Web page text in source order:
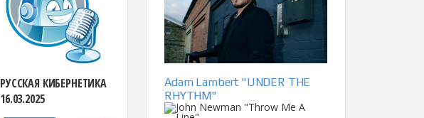
РУССКАЯ КИБЕРНЕТИКА
16.03.2025
Adam Lambert "UNDER THE
RHYTHM"